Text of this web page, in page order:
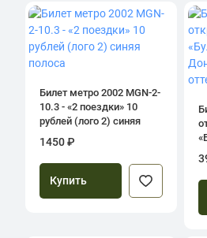
Билет метро 2002 MGN-2-
10.3 - «2 поездки»​ 10
рублей (лого 2) синяя
1450 ₽
Купить